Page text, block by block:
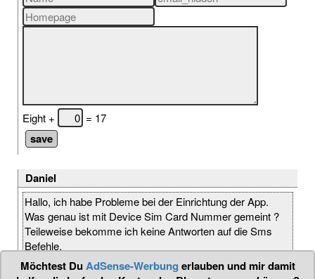
Eight + = 17
Daniel
Hallo, ich habe Probleme bei der Einrichtung der App.
Was genau ist mit Device Sim Card Nummer gemeint ?
Teileweise bekomme ich keine Antworten auf die Sms
Befehle.
2018-02-03 18:53:47
Möchtest DuAdSense-Werbung erlauben und mir damit